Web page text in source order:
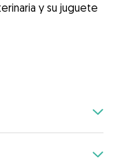
y su juguete